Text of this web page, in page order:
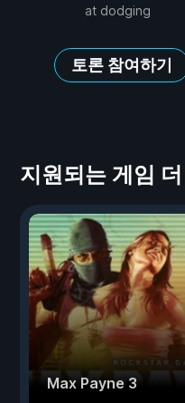
at dodging
토론 참여하기
지원되는 게임 더
Max Payne 3